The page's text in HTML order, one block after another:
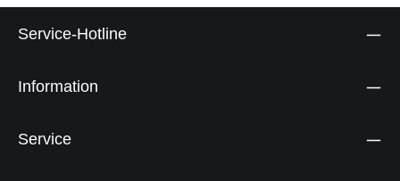
Service-Hotline
Information
Service